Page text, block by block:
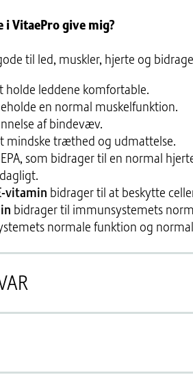
VitaePro give mig?
til led, muskler, hjerte og
holde leddene komfortable.
en normal muskelfunktion.
af bindevæv.
mindske træthed og udmattelse.
som bidrager til en normal
vitamin bidrager til at beskytte
bidrager til immunsystemets
normale funktion og